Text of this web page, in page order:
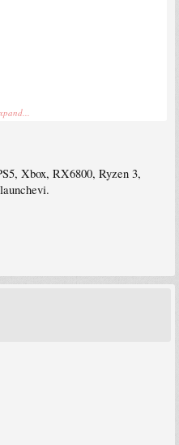
Xbox, RX6800, Ryzen 3,